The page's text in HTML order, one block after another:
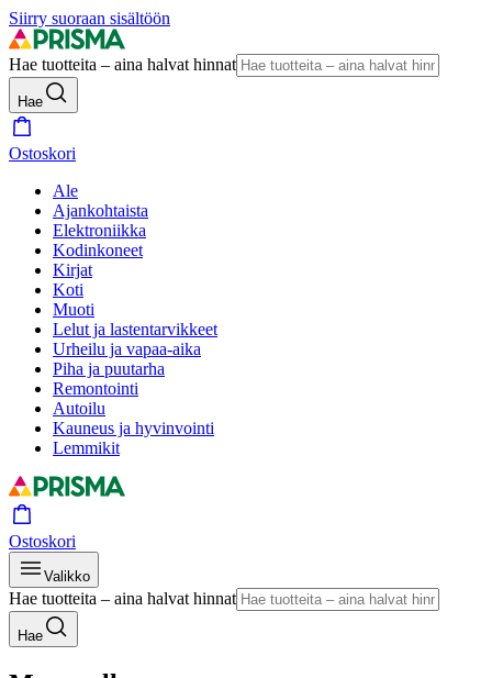
Siirry suoraan sisältöön
Hae tuotteita – aina halvat hinnat
Hae
Ostoskori
Ale
Ajankohtaista
Elektroniikka
Kodinkoneet
Kirjat
Koti
Muoti
Lelut ja lastentarvikkeet
Urheilu ja vapaa-aika
Piha ja puutarha
Remontointi
Autoilu
Kauneus ja hyvinvointi
Lemmikit
Ostoskori
Valikko
Hae tuotteita – aina halvat hinnat
Hae